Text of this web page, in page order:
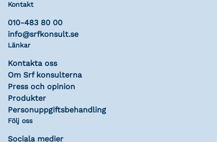
Kontakt
010-483 80 00
info@srfkonsult.se
Länkar
Kontakta oss
Om Srf konsulterna
Press och opinion
Produkter
Personuppgiftsbehandling
Följ oss
Sociala medier